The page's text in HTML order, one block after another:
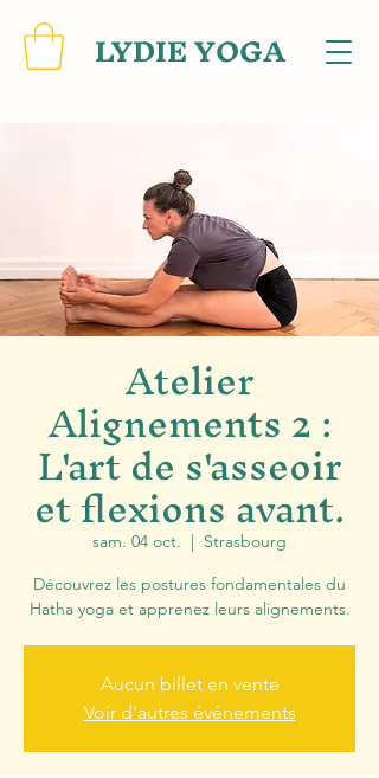
LYDIE YOGA
Atelier
Alignements 2 :
L'art de s'asseoir
et flexions avant.
sam. 04 oct.
Strasbourg
Découvrez les postures fondamentales du
Hatha yoga et apprenez leurs alignements.
Aucun billet en vente
Voir d'autres événements